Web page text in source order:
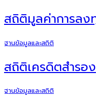
สถิติมูลค่าการลง
ฐานข้อมูลและสถิติ
สถิติเครดิตสำรอง
ฐานข้อมูลและสถิติ